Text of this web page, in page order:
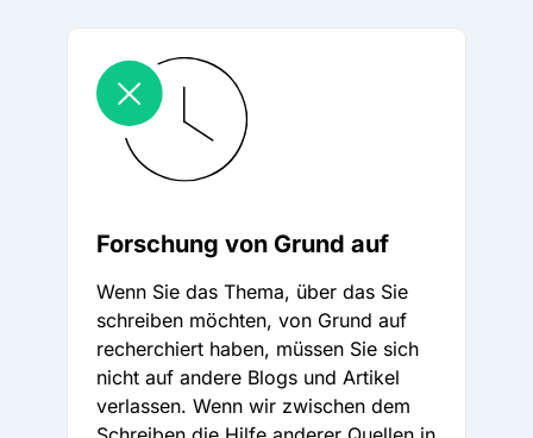
Forschung von Grund auf
Wenn Sie das Thema, über das Sie
schreiben möchten, von Grund auf
recherchiert haben, müssen Sie sich
nicht auf andere Blogs und Artikel
verlassen. Wenn wir zwischen dem